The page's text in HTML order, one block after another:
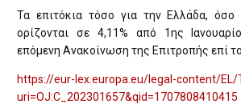
Τα επιτόκια τόσο για την Ελλάδα, όσο
ορίζονται σε 4,11% από 1ης
επόμενη Ανακοίνωση της Επιτροπής επί
https://eur-lex.europa.eu/legal-content/EL/
uri=OJ:C_202301657&qid=1707808410415